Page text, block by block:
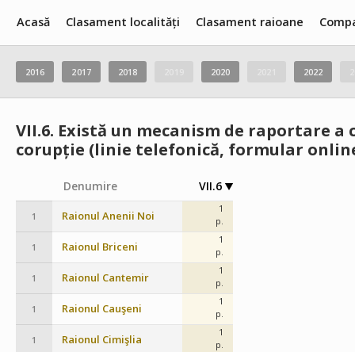
Acasă Clasament localități Clasament raioane
2016 2017 2018 2020 2022
VII.6. Există un mecanism de raportare
corupție (linie telefonică, formular
Denumire VII.6
1 Raionul Anenii Noi
1
p.
1 Raionul Briceni
1
p.
1 Raionul Cantemir
1
p.
1 Raionul Cauşeni
1
p.
1 Raionul Cimişlia
1
p.